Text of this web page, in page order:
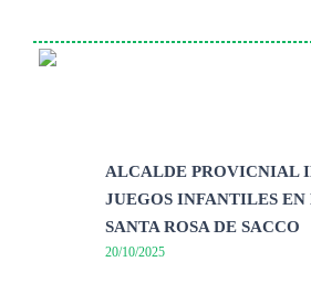
ALCALDE PROVICNIAL
JUEGOS INFANTILES
SANTA ROSA DE SACCO
20/10/2025